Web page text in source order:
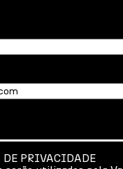
PRIVACIDADE